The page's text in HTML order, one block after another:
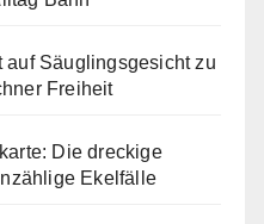
auf Säuglingsgesicht zu
Freiheit
Die dreckige
Ekelfälle